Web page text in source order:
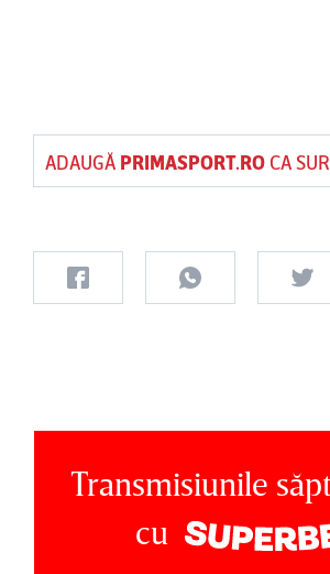
ADAUGĂ PRIMASPORT.ROCA
Transmisiunile
cu